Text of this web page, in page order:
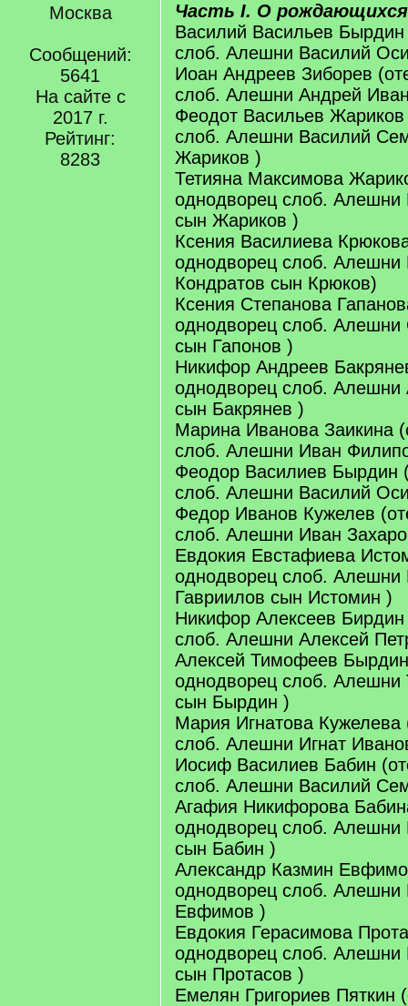
Москва
Сообщений:
5641
На сайте с
2017 г.
Рейтинг:
8283
Часть I. О рождающихся
Василий Васильев
слоб. Алешни Василий
Иоан Андреев Зиборев
слоб. Алешни Андрей
Феодот Васильев
слоб. Алешни Василий
Жариков )
Тетияна Максимова
однодворец слоб.
сын Жариков )
Ксения Василиева
однодворец слоб. Алешни
Кондратов сын Крюков)
Ксения Степанова
однодворец слоб. Алешни
сын Гапонов )
Никифор Андреев
однодворец слоб. Алешни
сын Бакрянев )
Марина Иванова Заикина
слоб. Алешни Иван
Феодор Василиев Бырдин
слоб. Алешни Василий
Федор Иванов Кужелев
слоб. Алешни Иван
Евдокия Евстафиева
однодворец слоб. Алешни
Гавриилов сын Истомин )
Никифор Алексеев
слоб. Алешни Алексей
Алексей Тимофеев
однодворец слоб.
сын Бырдин )
Мария Игнатова Кужелева
слоб. Алешни Игнат
Иосиф Василиев Бабин
слоб. Алешни Василий
Агафия Никифорова
однодворец слоб.
сын Бабин )
Александр Казмин
однодворец слоб. Алешни
Евфимов )
Евдокия Герасимова
однодворец слоб. Алешни
сын Протасов )
Емелян Григориев Пяткин